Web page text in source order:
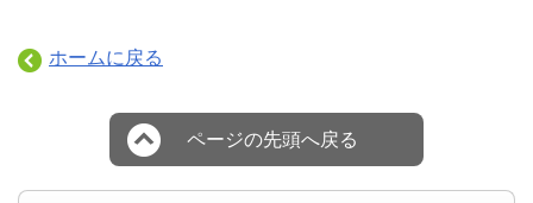
ホームに戻る
ページの先頭へ戻る